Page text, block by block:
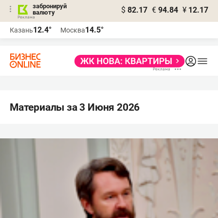
забронируй
валюту
$ 82.17 € 94.84 ¥ 12.17
Казань12.4° Москва14.5°
Материалы за 3 Июня 2026